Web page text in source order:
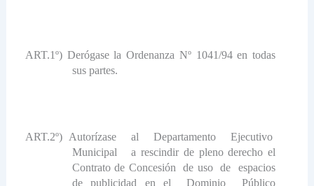
ART.1º) Derógasela Ordenanza Nº 1041/94 en todas
sus partes.
ART.2º) Autorízase al Departamento
Ejecutivo
Municipal
a rescindir de pleno derecho el
Contrato de Concesión
de uso de
espacios
de publicidad en el
Dominio
Público